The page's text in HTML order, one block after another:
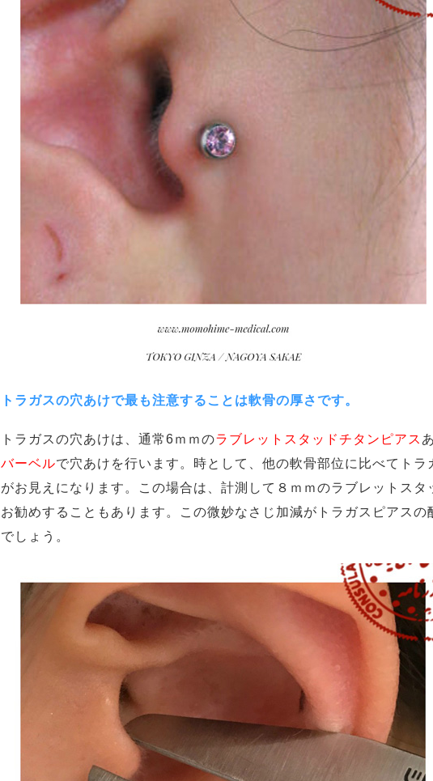
トラガスの穴あけで最も注意することは軟骨の厚さです。
トラガスの穴あけは、通常6ｍｍのラブレットスタッドチタンピアス
バーベルで穴あけを行います。時として、他の軟骨部位に比べてトラ
がお見えになります。この場合は、計測して８ｍｍのラブレットスタ
お勧めすることもあります。この微妙なさじ加減がトラガスピアスの
でしょう。